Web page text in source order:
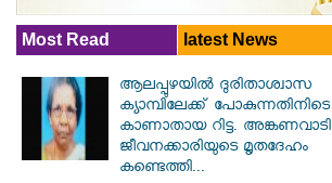
Most Read latest News
ആലപ്പുഴയിൽ ​ദുരിതാശ്വാസ
ക്യാമ്പിലേക്ക് പോകുന്നതിനിടെ
കാണാതായ റിട്ട. അങ്കണവാടി
ജീവനക്കാരിയുടെ മൃതദേഹം
കണ്ടെത്തി...